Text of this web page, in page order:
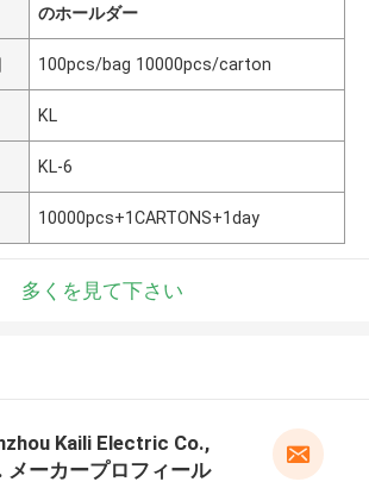
のホールダー
100pcs/bag 10000pcs/carton
KL
KL-6
10000pcs+1CARTONS+1day
多くを見て下さい
Kaili Electric Co.,
メーカープロフィール